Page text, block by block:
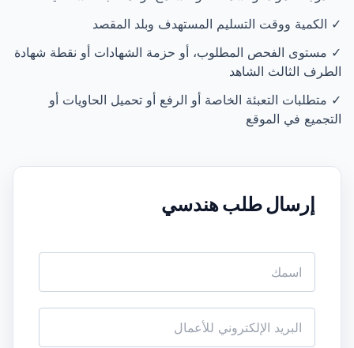
✓ الكمية ووقت التسليم المستهدف وبلد المقصد
✓ مستوى الفحص المطلوب، أو حزمة الشهادات أو نقطة شهادة
الطرف الثالث الشاهد
✓ متطلبات التعبئة الخاصة أو الرفع أو تحميل الحاويات أو
التجميع في الموقع
إرسال طلب هندسي